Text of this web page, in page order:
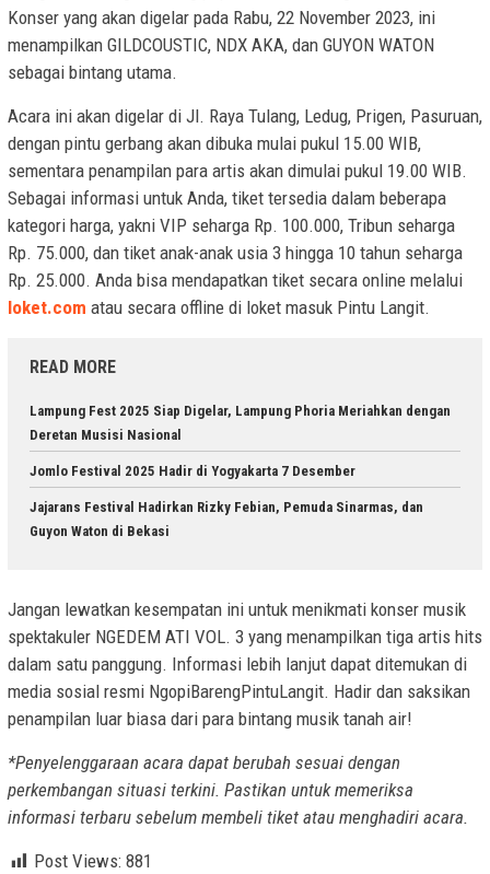
Konser yang akan digelar pada Rabu, 22 November 2023, ini
menampilkan GILDCOUSTIC, NDX AKA, dan GUYON WATON
sebagai bintang utama.
Acara ini akan digelar di Jl. Raya Tulang, Ledug, Prigen, Pasuruan,
dengan pintu gerbang akan dibuka mulai pukul 15.00 WIB,
sementara penampilan para artis akan dimulai pukul 19.00 WIB.
Sebagai informasi untuk Anda, tiket tersedia dalam beberapa
kategori harga, yakni VIP seharga Rp. 100.000, Tribun seharga
Rp. 75.000, dan tiket anak-anak usia 3 hingga 10 tahun seharga
Rp. 25.000. Anda bisa mendapatkan tiket secara online melalui
loket.com atau secara offline di loket masuk Pintu Langit.
READ MORE
Lampung Fest 2025 Siap Digelar, Lampung Phoria Meriahkan dengan
Deretan Musisi Nasional
Jomlo Festival 2025 Hadir di Yogyakarta 7 Desember
Jajarans Festival Hadirkan Rizky Febian, Pemuda Sinarmas, dan
Guyon Waton di Bekasi
Jangan lewatkan kesempatan ini untuk menikmati konser musik
spektakuler NGEDEM ATI VOL. 3 yang menampilkan tiga artis hits
dalam satu panggung. Informasi lebih lanjut dapat ditemukan di
media sosial resmi NgopiBarengPintuLangit. Hadir dan saksikan
penampilan luar biasa dari para bintang musik tanah air!
*Penyelenggaraan acara dapat berubah sesuai dengan
perkembangan situasi terkini. Pastikan untuk memeriksa
informasi terbaru sebelum membeli tiket atau menghadiri acara.
Post Views: 881